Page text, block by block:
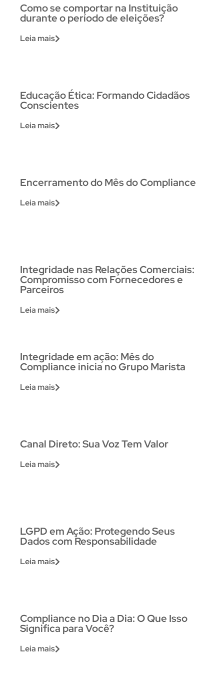
Como se comportar na Instituição
durante o período de eleições?
Leia mais
Educação Ética: Formando Cidadãos
Conscientes
Leia mais
Encerramento do Mês do Compliance
Leia mais
Integridade nas Relações Comerciais:
Compromisso com Fornecedores e
Parceiros
Leia mais
Integridade em ação: Mês do
Compliance inicia no Grupo Marista
Leia mais
Canal Direto: Sua Voz Tem Valor
Leia mais
LGPD em Ação: Protegendo Seus
Dados com Responsabilidade
Leia mais
Compliance no Dia a Dia: O Que Isso
Significa para Você?
Leia mais